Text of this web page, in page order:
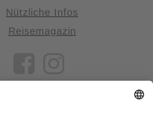
Nützliche Infos
Reisemagazin